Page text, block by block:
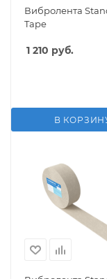
Вибролента
Tape
1 210 руб.
В